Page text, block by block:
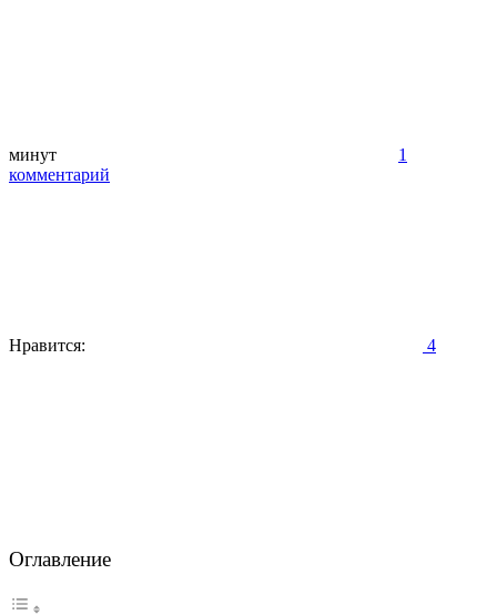
минут
1
комментарий
Нравится: 4
Оглавление